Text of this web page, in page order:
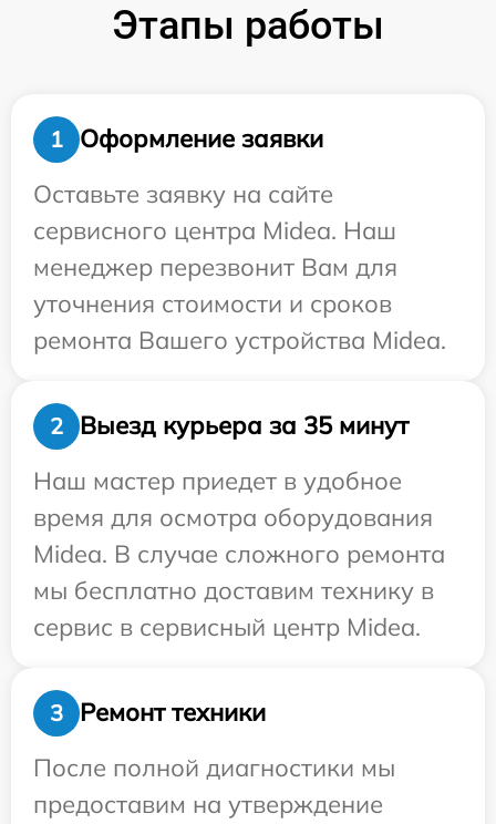
Этапы работы
1
Оформление заявки
Оставьте заявку на сайте
сервисного центра Midea. Наш
менеджер перезвонит Вам для
уточнения стоимости и сроков
ремонта Вашего устройства Midea.
2
Выезд курьера за 35 минут
Наш мастер приедет в удобное
время для осмотра оборудования
Midea. В случае сложного ремонта
мы бесплатно доставим технику в
сервис в сервисный центр Midea.
3
Ремонт техники
После полной диагностики мы
предоставим на утверждение